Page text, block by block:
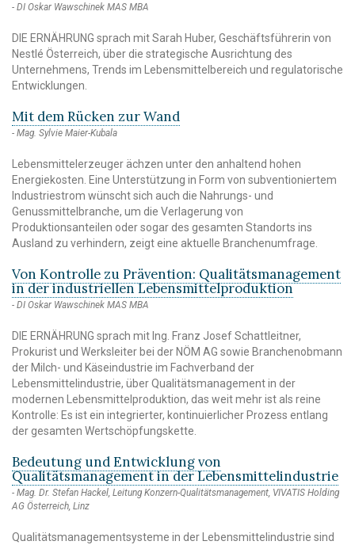
DI Oskar Wawschinek MAS MBA
DIE ERNÄHRUNG sprach mit Sarah Huber, Geschäftsführerin von
Nestlé Österreich, über die strategische Ausrichtung des
Unternehmens, Trends im Lebensmittelbereich und regulatorische
Entwicklungen.
Mit dem Rücken zur Wand
Mag. Sylvie Maier-Kubala
Lebensmittelerzeuger ächzen unter den anhaltend hohen
Energiekosten. Eine Unterstützung in Form von subventioniertem
Industriestrom wünscht sich auch die Nahrungs- und
Genussmittelbranche, um die Verlagerung von
Produktionsanteilen oder sogar des gesamten Standorts ins
Ausland zu verhindern, zeigt eine aktuelle Branchenumfrage.
Von Kontrolle zu Prävention: Qualitätsmanagement
in der industriellen Lebensmittelproduktion
DI Oskar Wawschinek MAS MBA
DIE ERNÄHRUNG sprach mit Ing. Franz Josef Schattleitner,
Prokurist und Werksleiter bei der NÖM AG sowie Branchenobmann
der Milch- und Käseindustrie im Fachverband der
Lebensmittelindustrie, über Qualitätsmanagement in der
modernen Lebensmittelproduktion, das weit mehr ist als reine
Kontrolle: Es ist ein integrierter, kontinuierlicher Prozess entlang
der gesamten Wertschöpfungskette.
Bedeutung und Entwicklung von
Qualitätsmanagement in der Lebensmittelindustrie
Mag. Dr. Stefan Hackel, Leitung Konzern-Qualitätsmanagement, VIVATIS Holding
AG Österreich, Linz
Qualitätsmanagementsysteme in der Lebensmittelindustrie sind